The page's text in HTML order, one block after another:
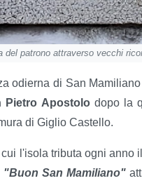
del patrono attraverso vecchi
odierna di San
Pietro Apostolodopo la
di Giglio Castello.
l'isola tributa ogni
"Buon San Mamiliano"